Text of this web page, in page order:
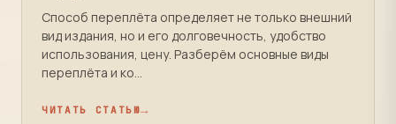
Способ переплёта определяет не только внешний
вид издания, но и его долговечность, удобство
использования, цену. Разберём основные виды
переплёта и ко...
ЧИТАТЬ СТАТЬЮ